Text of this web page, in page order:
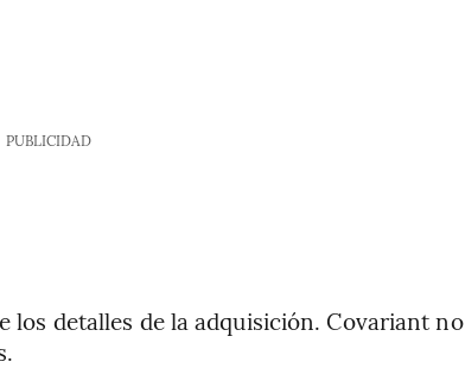
PUBLICIDAD
los detalles de la adquisición. Covariant no